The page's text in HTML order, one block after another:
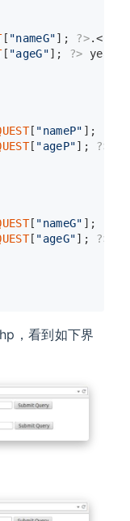
[ "nameG"]; ?>.<br /
[ "ageG"]; ?> years
[ "nameP" ];
[ "ageP"]; ?>
[ "nameG" ];
[ "ageG"]; ?>
，看到如下界